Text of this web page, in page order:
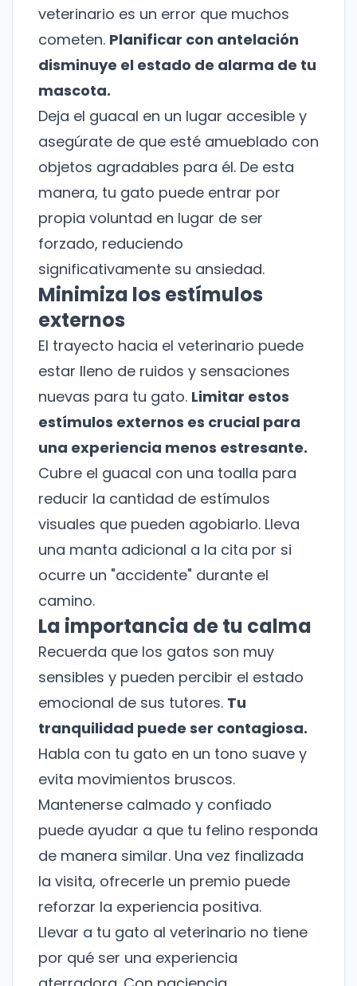
veterinario es un error que muchos
cometen. Planificar con antelación
disminuye el estado de alarma de tu
mascota.
Deja el guacal en un lugar accesible y
asegúrate de que esté amueblado con
objetos agradables para él. De esta
manera, tu gato puede entrar por
propia voluntad en lugar de ser
forzado, reduciendo
significativamente su ansiedad.
Minimiza los estímulos
externos
El trayecto hacia el veterinario puede
estar lleno de ruidos y sensaciones
nuevas para tu gato. Limitar estos
estímulos externos es crucial para
una experiencia menos estresante.
Cubre el guacal con una toalla para
reducir la cantidad de estímulos
visuales que pueden agobiarlo. Lleva
una manta adicional a la cita por si
ocurre un "accidente" durante el
camino.
La importancia de tu calma
Recuerda que los gatos son muy
sensibles y pueden percibir el estado
emocional de sus tutores. Tu
tranquilidad puede ser contagiosa.
Habla con tu gato en un tono suave y
evita movimientos bruscos.
Mantenerse calmado y confiado
puede ayudar a que tu felino responda
de manera similar. Una vez finalizada
la visita, ofrecerle un premio puede
reforzar la experiencia positiva.
Llevar a tu gato al veterinario no tiene
por qué ser una experiencia